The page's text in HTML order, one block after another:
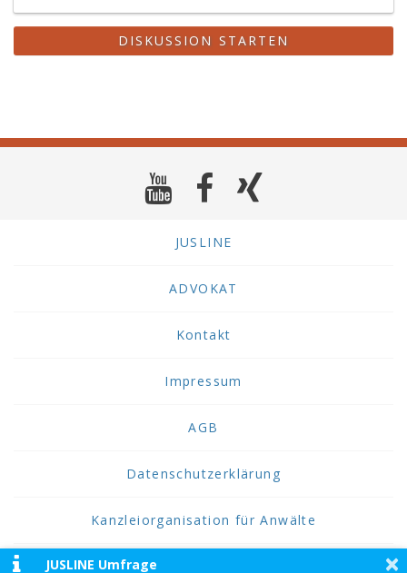
DISKUSSION STARTEN
JUSLINE
ADVOKAT
Kontakt
Impressum
AGB
Datenschutzerklärung
Kanzleiorganisation für Anwälte
×
JUSLINE Umfrage